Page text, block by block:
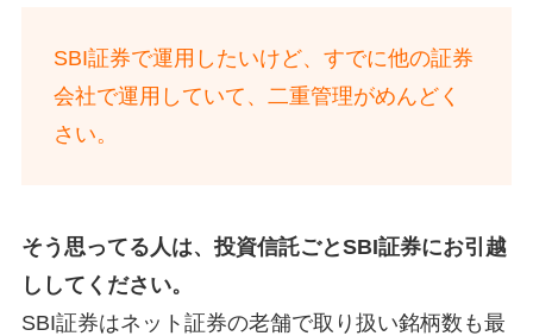
SBI証券で運用したいけど、すでに他の証券
会社で運用していて、二重管理がめんどく
さい。
そう思ってる人は、投資信託ごとSBI証券にお引越
ししてください。
SBI証券はネット証券の老舗で取り扱い銘柄数も最